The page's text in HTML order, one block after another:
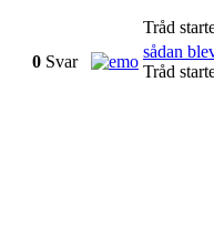
Tråd
0 Svar
sådan
Tråd